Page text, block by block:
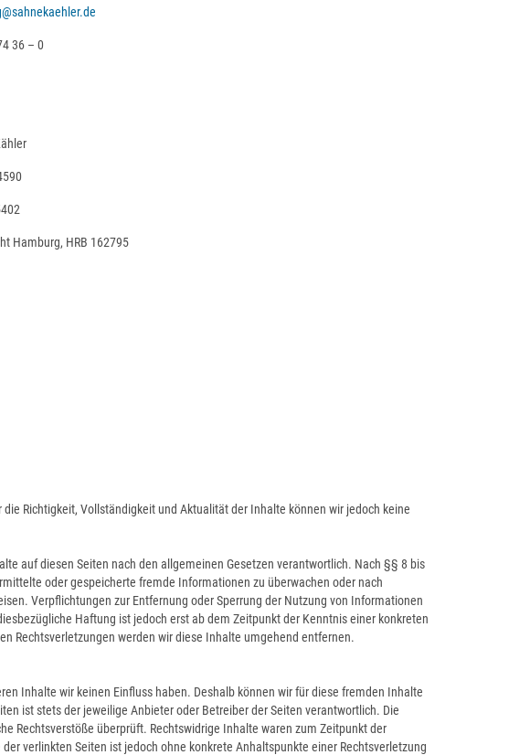
36 – 0
Hamburg, HRB 162795
Richtigkeit, Vollständigkeit und Aktualität der Inhalte können wir jedoch keine
auf diesen Seiten nach den allgemeinen Gesetzen verantwortlich. Nach §§ 8 bis
oder gespeicherte fremde Informationen zu überwachen oder nach
Verpflichtungen zur Entfernung oder Sperrung der Nutzung von Informationen
Haftung ist jedoch erst ab dem Zeitpunkt der Kenntnis einer konkreten
Rechtsverletzungen werden wir diese Inhalte umgehend entfernen.
Inhalte wir keinen Einfluss haben. Deshalb können wir für diese fremden Inhalte
ist stets der jeweilige Anbieter oder Betreiber der Seiten verantwortlich. Die
Rechtsverstöße überprüft. Rechtswidrige Inhalte waren zum Zeitpunkt der
verlinkten Seiten ist jedoch ohne konkrete Anhaltspunkte einer Rechtsverletzung